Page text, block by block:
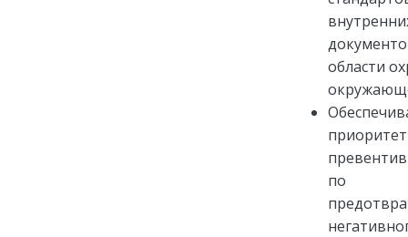
области
приоритет
по